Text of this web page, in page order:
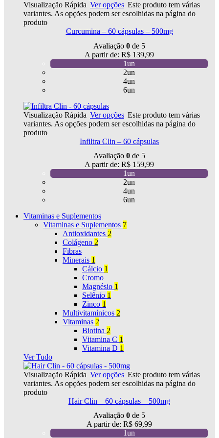
Visualização Rápida Ver opções Este produto tem várias
variantes. As opções podem ser escolhidas na página do
produto
Curcumina – 60 cápsulas – 500mg
Avaliação 0 de 5
A partir de: R$ 139,99
1un
2un
4un
6un
Visualização Rápida Ver opções Este produto tem várias
variantes. As opções podem ser escolhidas na página do
produto
Infiltra Clin – 60 cápsulas
Avaliação 0 de 5
A partir de: R$ 159,99
1un
2un
4un
6un
Vitaminas e Suplementos
Vitaminas e Suplementos 7
Antioxidantes 2
Colágeno 2
Fibras
Minerais 1
Cálcio 1
Cromo
Magnésio 1
Selênio 1
Zinco 1
Multivitamínicos 2
Vitaminas 2
Biotina 2
Vitamina C 1
Vitamina D 1
Ver Tudo
Visualização Rápida Ver opções Este produto tem várias
variantes. As opções podem ser escolhidas na página do
produto
Hair Clin – 60 cápsulas – 500mg
Avaliação 0 de 5
A partir de: R$ 69,99
1un